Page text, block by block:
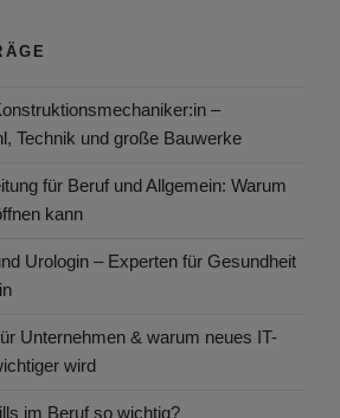
–
Technik und große Bauwerke
für Beruf und Allgemein: Warum
kann
Urologin – Experten für Gesundheit
Unternehmen & warum neues IT-
wird
im Beruf so wichtig?